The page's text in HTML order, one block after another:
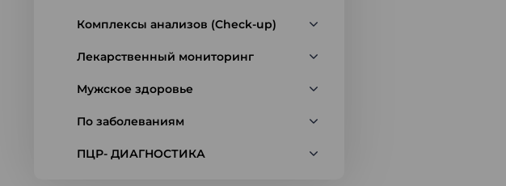
Комплексы анализов (Check-up)
Лекарственный мониторинг
Мужское здоровье
По заболеваниям
ПЦР- ДИАГНОСТИКА